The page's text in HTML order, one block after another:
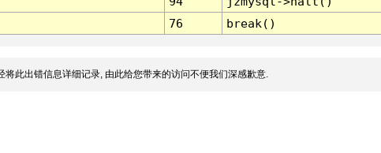
76 break()
将此出错信息详细记录, 由此给您带来的访问不便我们深感歉意.